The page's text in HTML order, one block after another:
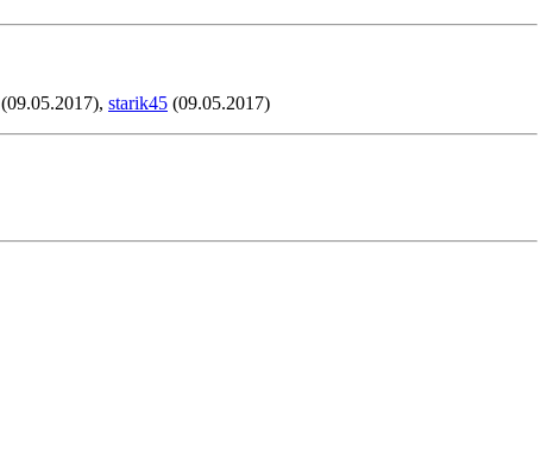
(09.05.2017), starik45 (09.05.2017)